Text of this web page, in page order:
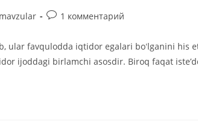
Комментарии
записи:
1 комментарий
ular favqulodda iqtidor egalari boʻlganini his
ijoddagi birlamchi asosdir. Biroq faqat